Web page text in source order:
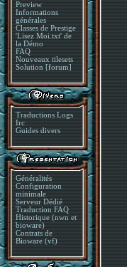
Preview
Informations
générales
Classes de Prestige
'Lisez Moi.txt' de
la Démo
FAQ
Nouveaux tilesets
Solution [forum]
Traductions Logs
Irc
Guides divers
Généralités
Configuration
minimale
Serveur Dédié
Traduction FAQ
Historique (nwn et
bioware)
Contrats de
Bioware (vf)